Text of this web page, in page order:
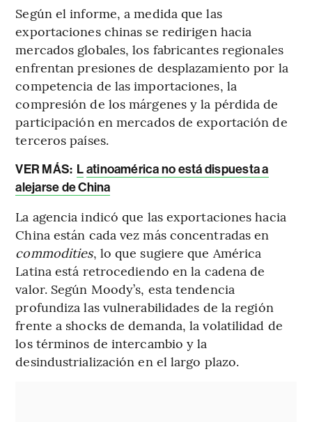
Según el informe, a medida que las
exportaciones chinas se redirigen hacia
mercados globales, los fabricantes regionales
enfrentan presiones de desplazamiento por la
competencia de las importaciones, la
compresión de los márgenes y la pérdida de
participación en mercados de exportación de
terceros países.
VER MÁS: Latinoamérica no está dispuesta a
alejarse de China
La agencia indicó que las exportaciones hacia
China están cada vez más concentradas en
commodities, lo que sugiere que América
Latina está retrocediendo en la cadena de
valor. Según Moody’s, esta tendencia
profundiza las vulnerabilidades de la región
frente a shocks de demanda, la volatilidad de
los términos de intercambio y la
desindustrialización en el largo plazo.